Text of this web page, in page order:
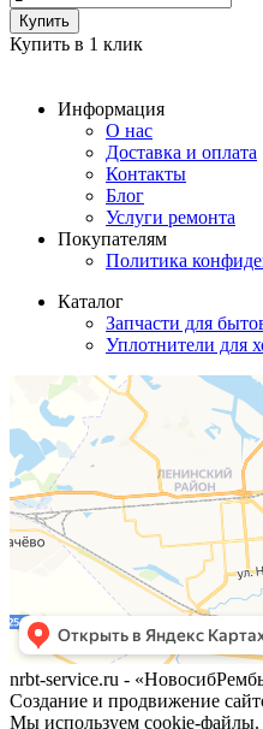
Купить
Купить в 1 клик
Информация
О нас
Доставка и оплата
Контакты
Блог
Услуги ремонта
Покупателям
Политика
Каталог
Запчасти для
Уплотнители для
nrbt-service.ru -
Создание и продвижение
Мы используем cookie-файлы.